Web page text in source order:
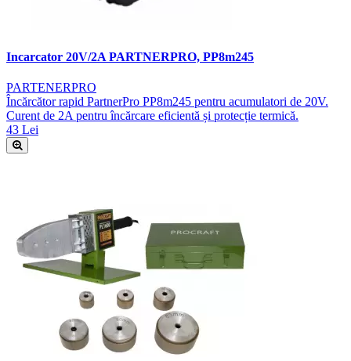
Incarcator 20V/2A PARTNERPRO, PP8m245
PARTENERPRO
Încărcător rapid PartnerPro PP8m245 pentru acumulatori de 20V.
Curent de 2A pentru încărcare eficientă și protecție termică.
43 Lei